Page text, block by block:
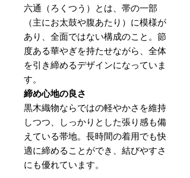
六通（ろくつう）とは、帯の一部
（主にお太鼓や腹あたり）に模様が
あり、全面ではない構成のこと。節
度ある華やぎを持たせながら、全体
を引き締めるデザインになっていま
す。
締め心地の良さ
黒木織物ならではの軽やかさを維持
しつつ、しっかりとした張り感も備
えている帯地。長時間の着用でも快
適に締めることができ、結びやすさ
にも優れています。